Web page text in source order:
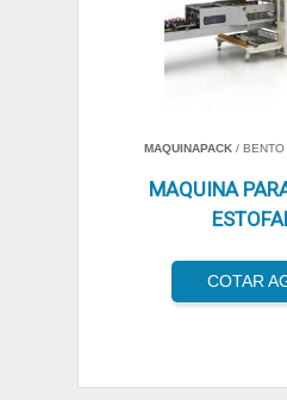
MAQUINAPACK/ BENTO
MAQUINA
COTAR